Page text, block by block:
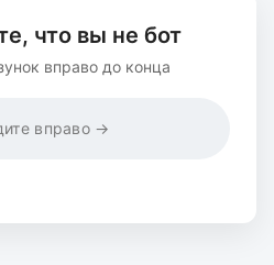
что вы не бот
вправо до конца
вправо →